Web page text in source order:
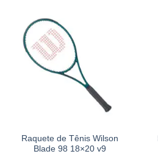
Raquete de Tênis Wilson
Blade 98 18×20 v9